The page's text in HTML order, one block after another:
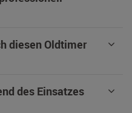
diesen Oldtimer
des Einsatzes